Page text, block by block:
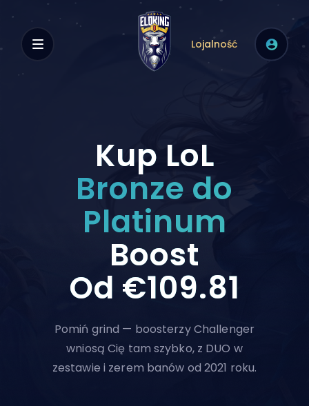
Lojalność
Kup LoL
Bronze do
Platinum
Boost
Od €109.81
Pomiń grind — boosterzy Challenger
wniosą Cię tam szybko, z DUO w
zestawie i zerem banów od 2021 roku.